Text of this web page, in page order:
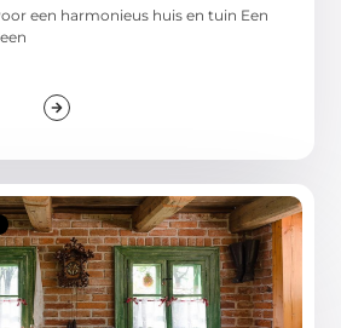
een harmonieus huis en tuin Een